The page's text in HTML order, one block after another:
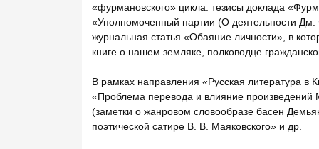
«фурмановского» цикла: тезисы доклада
«Уполномоченный партии (О деятельности
журнальная статья «Обаяние личности», в
книге о нашем земляке, полководце
В рамках направления «Русская литература
«Проблема перевода и влияние произведений
(заметки о жанровом словообразе басен
поэтической сатире В. В. Маяковского» и др.